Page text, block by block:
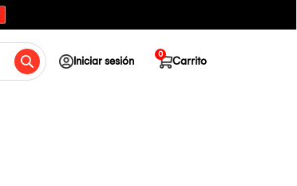
Iniciar sesión Carrito
0